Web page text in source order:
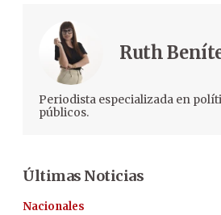
Ruth
Periodista especializada en
públicos.
Últimas Noticias
Nacionales